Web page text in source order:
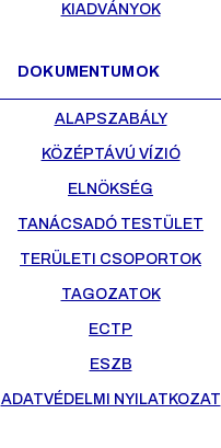
KIADVÁNYOK
DOKUMENTUMOK
ALAPSZABÁLY
KÖZÉPTÁVÚ VÍZIÓ
ELNÖKSÉG
TANÁCSADÓ TESTÜLET
TERÜLETI CSOPORTOK
TAGOZATOK
ECTP
ESZB
ADATVÉDELMI NYILATKOZAT